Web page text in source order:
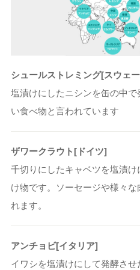
シュールストレミング[スウェ
塩漬けにしたニシンを缶の中
い食べ物と言われています
ザワークラウト[ドイツ]
千切りにしたキャベツを塩漬
け物です。ソーセージや様々
れます。
アンチョビ[イタリア]
イワシを塩漬けにして発酵さ